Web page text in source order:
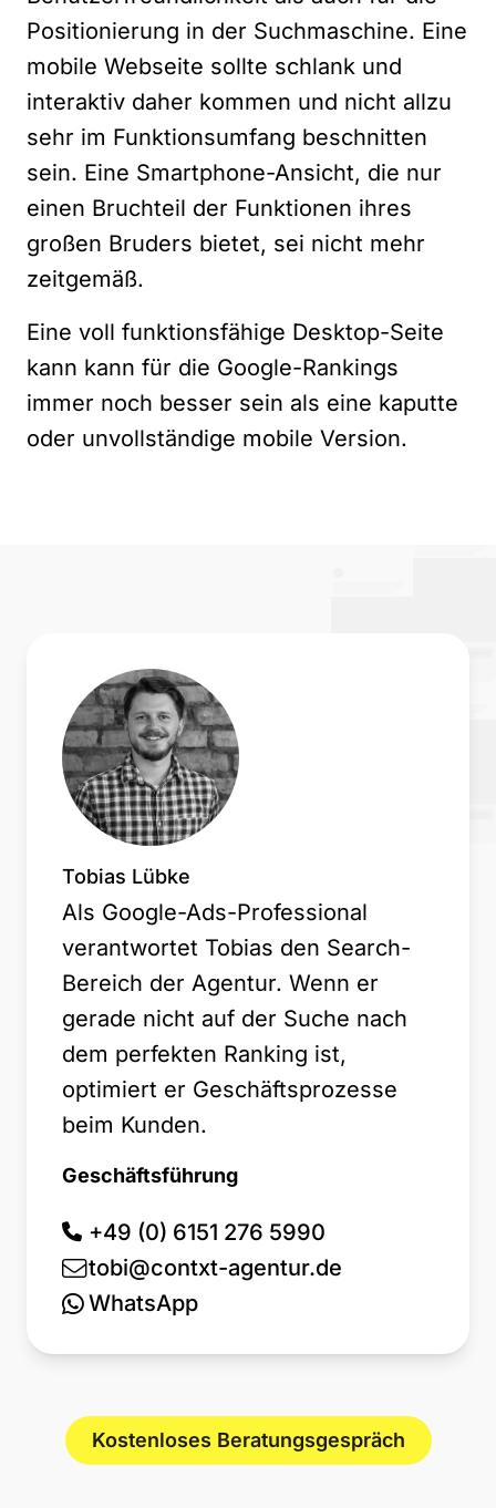
Positionierung in der Suchmaschine. Eine
mobile Webseite sollte schlank und
interaktiv daher kommen und nicht allzu
sehr im Funktionsumfang beschnitten
sein. Eine Smartphone-Ansicht, die nur
einen Bruchteil der Funktionen ihres
großen Bruders bietet, sei nicht mehr
zeitgemäß.
Eine voll funktionsfähige Desktop-Seite
kann kann für die Google-Rankings
immer noch besser sein als eine kaputte
oder unvollständige mobile Version.
Tobias Lübke
Als Google-Ads-Professional
verantwortet Tobias den Search-
Bereich der Agentur. Wenn er
gerade nicht auf der Suche nach
dem perfekten Ranking ist,
optimiert er Geschäftsprozesse
beim Kunden.
Geschäftsführung
+49 (0) 6151 276 5990
tobi@contxt-agentur.de
WhatsApp
Kostenloses Beratungsgespräch